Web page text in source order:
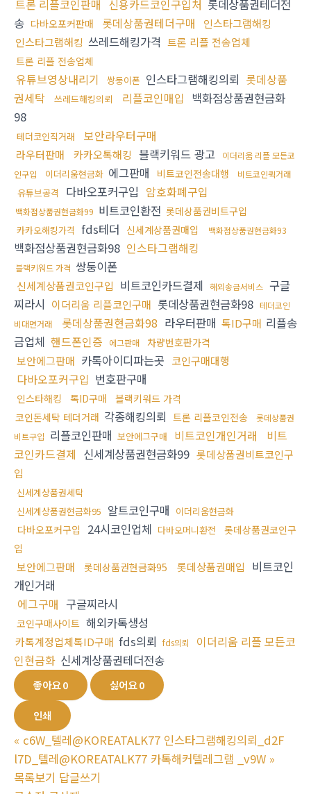
트론 리플코인판매 신용카드코인구입처 롯데상품권테더전
송 다바오포커판매 롯데상품권테더구매
인스타그램해킹
인스타그램해킹 쓰레드해킹가격 트론 리플 전송업체
트론 리플 전송업체
유튜브영상내리기 쌍둥이폰 인스타그램해킹의뢰 롯데상품
권세탁
쓰레드해킹의뢰 리플코인매입 백화점상품권현금화
98
테더코인직거래 보안라우터구매
라우터판매 카카오톡해킹 블랙키워드 광고
이더리움 리플 모든코
인구입
이더리움현금화 에그판매 비트코인전송대행 비트코인퀵거래
유튜브공격 다바오포커구입 암호화폐구입
백화점상품권현금화99 비트코인환전 롯데상품권비트구입
카카오해킹가격 fds테더 신세계상품권매입 백화점상품권현금화93
백화점상품권현금화98 인스타그램해킹
블랙키워드 가격 쌍둥이폰
신세계상품권코인구입 비트코인카드결제 해외송금서비스 구글
찌라시 이더리움 리플코인구매 롯데상품권현금화98 테더코인
비대면거래
롯데상품권현금화98 라우터판매 톡ID구매 리플송
금업체 핸드폰인증 에그판매 차량번호판가격
보안에그판매 카톡아이디파는곳 코인구매대행
다바오포커구입 번호판구매
인스타해킹 톡ID구매
블랙키워드 가격
코인돈세탁 테더거래 각종해킹의뢰 트론 리플코인전송
롯데상품권
비트구입 리플코인판매 보안에그구매 비트코인개인거래
비트
코인카드결제 신세계상품권현금화99 롯데상품권비트코인구
입
신세계상품권세탁
신세계상품권현금화95 알트코인구매 이더리움현금화
다바오포커구입 24시코인업체 다바오머니환전
롯데상품권코인구
입
보안에그판매 롯데상품권현금화95 롯데상품권매입
비트코인
개인거래
에그구매 구글찌라시
코인구매사이트 해외카톡생성
카톡계정업체톡ID구매 fds의뢰 fds의뢰
이더리움 리플 모든코
인현금화 신세계상품권테더전송
좋아요0 싫어요0
인쇄
« c6W_텔레@KOREATALK77 인스타그램해킹의뢰_d2F
l7D_텔레@KOREATALK77 카톡해커텔레그램 _v9W »
목록보기 답글쓰기